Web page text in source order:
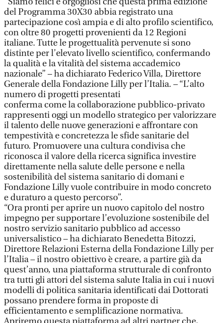
del Programma 30X30 abbia registrato una
partecipazione così ampia e di alto profilo scientifico,
con oltre 80 progetti provenienti da 12 Regioni
italiane. Tutte le progettualità pervenute si sono
distinte per l’elevato livello scientifico, confermando
la qualità e la vitalità del sistema accademico
nazionale” – ha dichiarato Federico Villa, Direttore
Generale della Fondazione Lilly per l’Italia. – “L’alto
numero di progetti presentati
conferma come la collaborazione pubblico-privato
rappresenti oggi un modello strategico per valorizzare
il talento delle nuove generazioni e affrontare con
tempestività e concretezza le sfide sanitarie del
futuro. Promuovere una cultura condivisa che
riconosca il valore della ricerca significa investire
direttamente nella salute delle persone e nella
sostenibilità del sistema sanitario di domani e
Fondazione Lilly vuole contribuire in modo concreto
e duraturo a questo percorso”.
“Ora pronti per aprire un nuovo capitolo del nostro
impegno per supportare l’evoluzione sostenibile del
nostro servizio sanitario pubblico ad accesso
universalistico – ha dichiarato Benedetta Bitozzi,
Direttore Relazioni Esterna della Fondazione Lilly per
l’Italia – il nostro obiettivo è creare, a partire già da
quest’anno, una piattaforma strutturale di confronto
tra tutti gli attori del sistema salute Italia in cui i nuovi
modelli di politica sanitaria identificati dai Dottorati
possano prendere forma in proposte di
efficientamento e semplificazione normativa.